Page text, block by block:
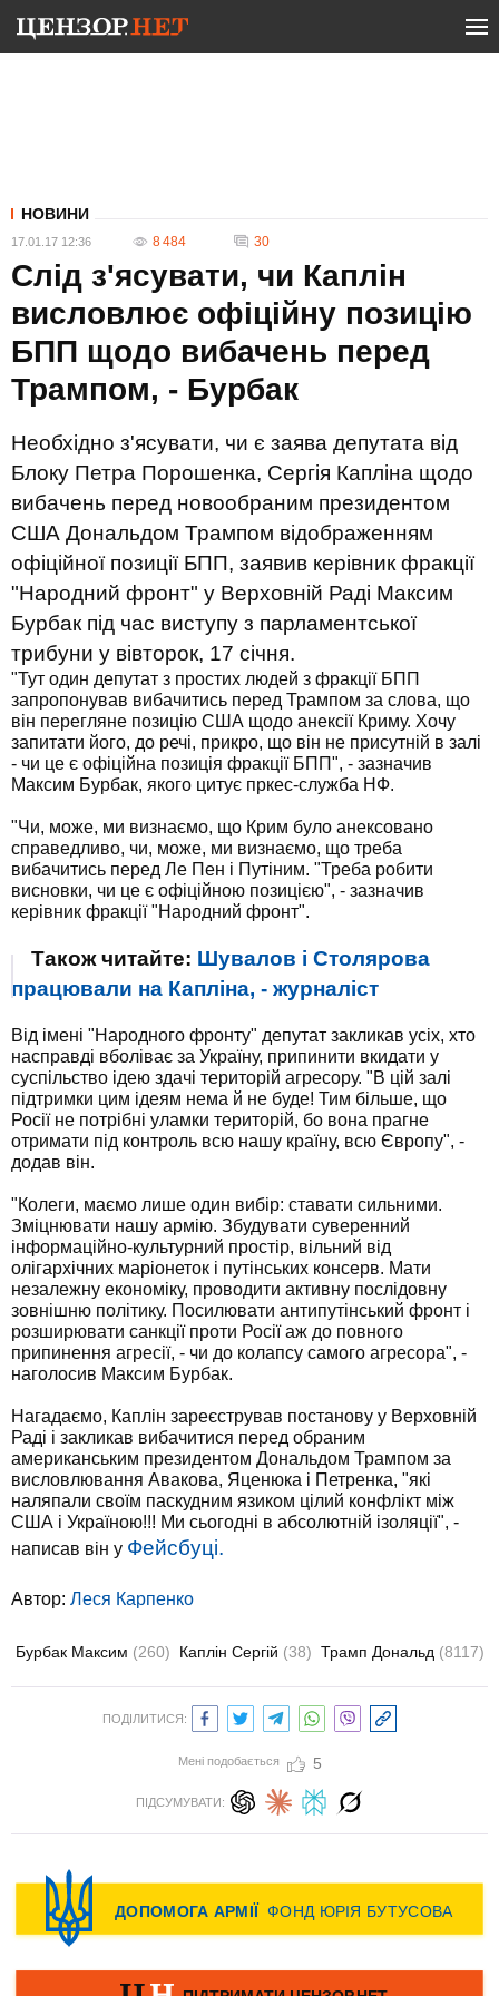
НОВИНИ
17.01.17 12:36 8 484 30
Слід з'ясувати, чи Каплін
висловлює офіційну позицію
БПП щодо вибачень перед
Трампом, - Бурбак
Необхідно з'ясувати, чи є заява депутата від
Блоку Петра Порошенка, Сергія Капліна щодо
вибачень перед новообраним президентом
США Дональдом Трампом відображенням
офіційної позиції БПП, заявив керівник фракції
"Народний фронт" у Верховній Раді Максим
Бурбак під час виступу з парламентської
трибуни у вівторок, 17 січня.
"Тут один депутат з простих людей з фракції БПП
запропонував вибачитись перед Трампом за слова, що
він перегляне позицію США щодо анексії Криму. Хочу
запитати його, до речі, прикро, що він не присутній в залі
- чи це є офіційна позиція фракції БПП", - зазначив
Максим Бурбак, якого цитує пркес-служба НФ.
"Чи, може, ми визнаємо, що Крим було анексовано
справедливо, чи, може, ми визнаємо, що треба
вибачитись перед Ле Пен і Путіним. "Треба робити
висновки, чи це є офіційною позицією", - зазначив
керівник фракції "Народний фронт".
Також читайте: Шувалов і Столярова
працювали на Капліна, - журналіст
Від імені "Народного фронту" депутат закликав усіх, хто
насправді вболіває за Україну, припинити вкидати у
суспільство ідею здачі територій агресору. "В цій залі
підтримки цим ідеям нема й не буде! Тим більше, що
Росії не потрібні уламки територій, бо вона прагне
отримати під контроль всю нашу країну, всю Європу", -
додав він.
"Колеги, маємо лише один вибір: ставати сильними.
Зміцнювати нашу армію. Збудувати суверенний
інформаційно-культурний простір, вільний від
олігархічних маріонеток і путінських консерв. Мати
незалежну економіку, проводити активну послідовну
зовнішню політику. Посилювати антипутінський фронт і
розширювати санкції проти Росії аж до повного
припинення агресії, - чи до колапсу самого агресора", -
наголосив Максим Бурбак.
Нагадаємо, Каплін зареєстрував постанову у Верховній
Раді і закликав вибачитися перед обраним
американським президентом Дональдом Трампом за
висловлювання Авакова, Яценюка і Петренка, "які
наляпали своїм паскудним язиком цілий конфлікт між
США і Україною!!! Ми сьогодні в абсолютній ізоляції", -
написав він у Фейсбуці.
Автор: Леся Карпенко
Бурбак Максим (260) Каплін Сергій (38) Трамп Дональд (8117)
ПОДІЛИТИСЯ:
Мені подобається 5
ПІДСУМУВАТИ: